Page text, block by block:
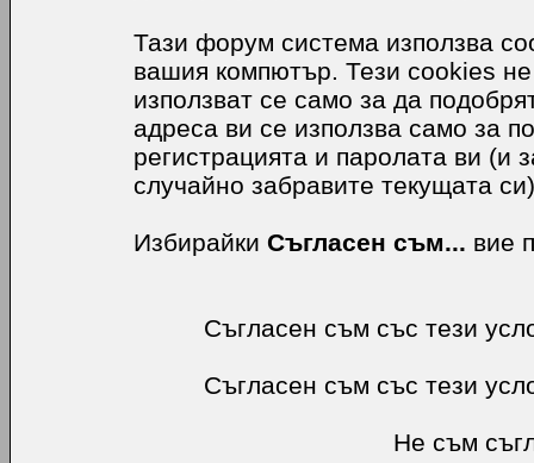
Тази форум система използва
вашия компютър. Тези cookies
използват се само за да
адреса ви се използва само за
регистрацията и паролата ви (и
случайно забравите текущата
Избирайки Съгласен съм... вие
Съгласен съм със тези
Съгласен съм със тези
Не съм